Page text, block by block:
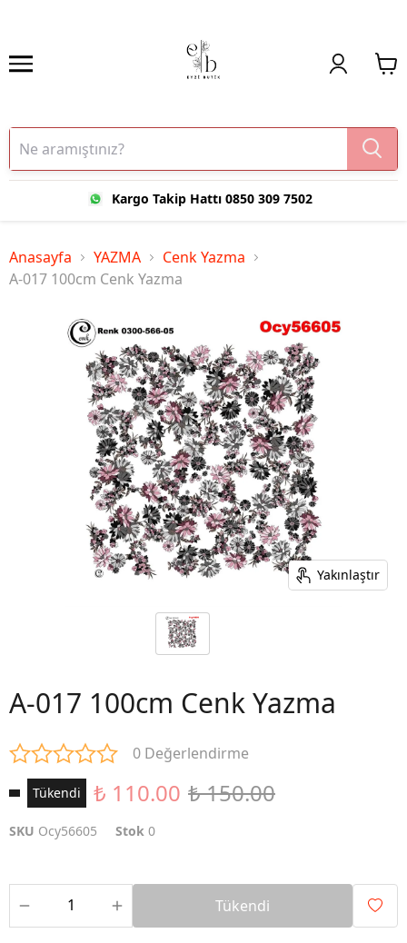
Kargo Takip Hattı 0850 309 7502
Anasayfa YAZMA
Cenk Yazma
A-017 100cm Cenk Yazma
Yakınlaştır
A-017 100cm Cenk Yazma
0 Değerlendirme
Tükendi ₺ 110.00 ₺ 150.00
SKU Ocy56605 Stok 0
Tükendi